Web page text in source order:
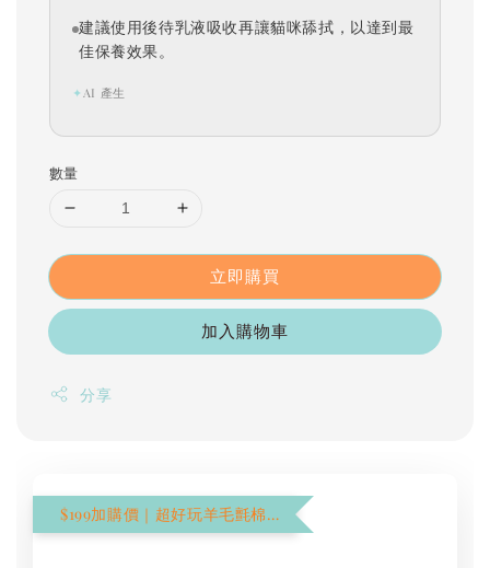
建議使用後待乳液吸收再讓貓咪舔拭，以達到最
佳保養效果。
✦ AI 產生
數量
立即購買
加入購物車
分享
$199加購價｜超好玩羊毛氈棉花棒